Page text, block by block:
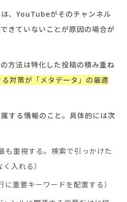
、YouTubeがそのチャンネル
きていないことが原因の場合が
方法は特化した投稿の積み重ね
対策が「メタデータ」の最適
する情報のこと。具体的には次
も重視する。検索で引っかけた
入れる）
に重要キーワードを配置する）